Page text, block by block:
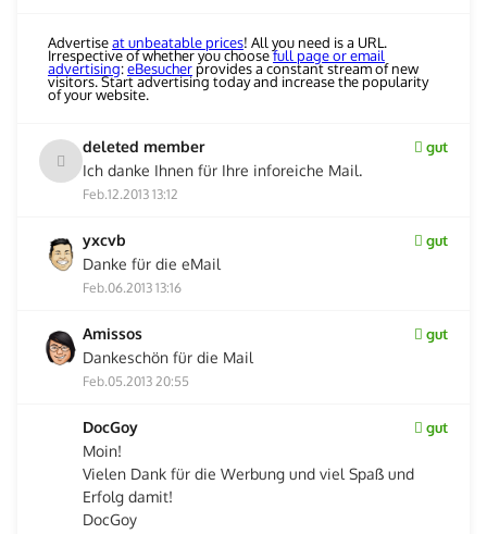
Advertiseat unbeatable prices! All you need is a URL.
Irrespective of whether you choosefull page or email
advertising:eBesucherprovides a constant stream of new
visitors. Start advertising today and increase the popularity
of your website.
deleted member gut
Ich danke Ihnen für Ihre inforeiche Mail.
Feb.12.2013 13:12
yxcvb gut
Danke für die eMail
Feb.06.2013 13:16
Amissos gut
Dankeschön für die Mail
Feb.05.2013 20:55
DocGoy gut
Moin!
Vielen Dank für die Werbung und viel Spaß und
Erfolg damit!
DocGoy